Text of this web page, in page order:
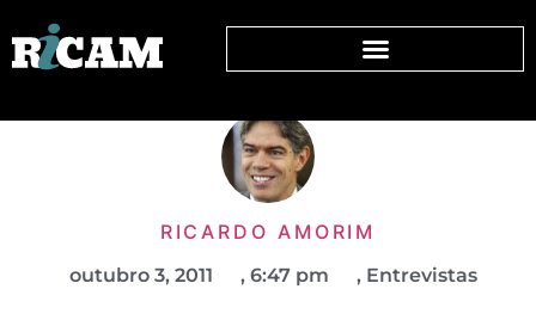
RICARDO AMORIM
outubro 3, 2011 , 6:47 pm , Entrevistas